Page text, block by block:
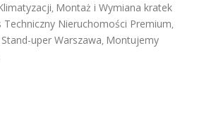
, Montaż i Wymiana kratek
Techniczny Nieruchomości Premium,
uper Warszawa, Montujemy